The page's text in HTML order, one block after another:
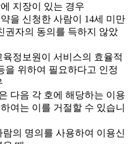
지장이 있는 경우
을 신청한 사람이 14세 미만
권자의 동의를 득하지 않았
육정보원이 서비스의 효율적
을 위하여 필요하다고 인정
다음 각 호에 해당하는 이용
여는 이를 거절할 수 있습니
람의 명의를 사용하여 이용신